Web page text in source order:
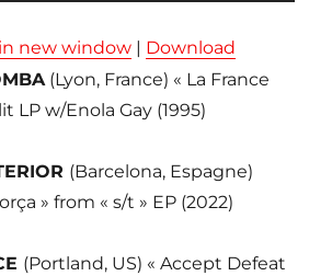
new window | Download
(Lyon, France) « La France
LP w/Enola Gay (1995)
(Barcelona, Espagne)
» from « s/t » EP (2022)
(Portland, US) « Accept Defeat